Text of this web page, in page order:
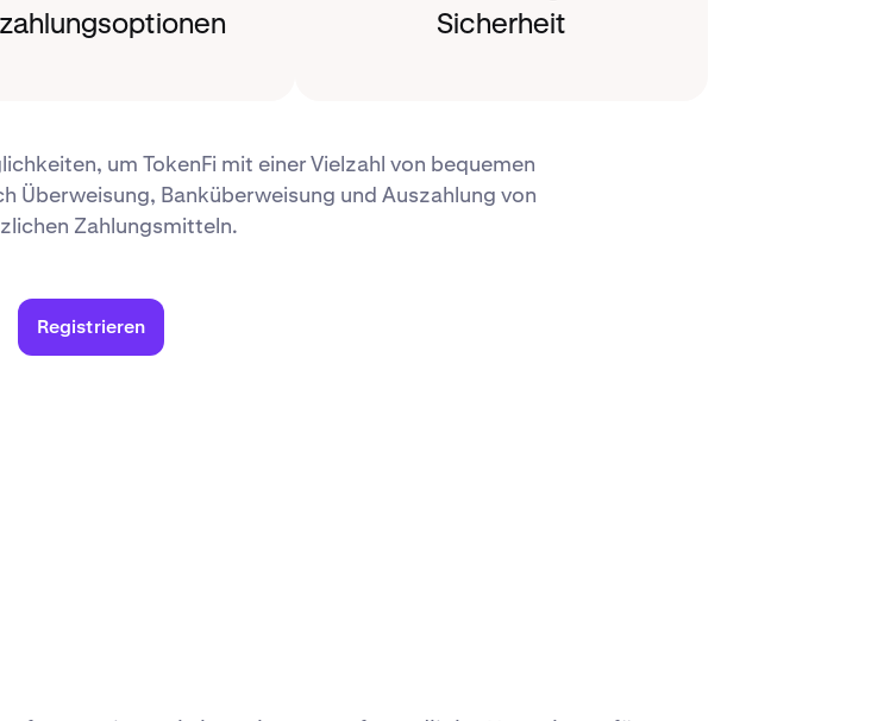
Sicherheit
um TokenFi mit einer Vielzahl von bequemen
Überweisung, Banküberweisung und Auszahlung von
Zahlungsmitteln.
Registrieren